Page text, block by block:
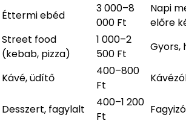
Éttermi ebéd
3 000–8
000 Ft
Napi
előre
Street food
(kebab, pizza)
1 000–2
500 Ft
Gyors,
Kávé, üdítő
400–800
Ft
Desszert, fagylalt
400–1 200
Ft